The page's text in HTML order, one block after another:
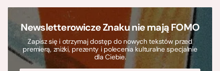
Newsletterowicze Znaku nie mają FOMO
Zapisz się i otrzymaj dostęp do nowych tekstów przed
premierą, zniżki, prezenty i polecenia kulturalne specjalnie
dla Ciebie.